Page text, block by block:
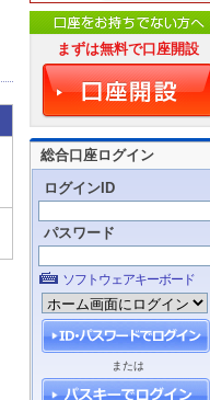
まずは無料で口座開設
総合口座ログイン
ログインID
パスワード
ソフトウェアキーボード
または